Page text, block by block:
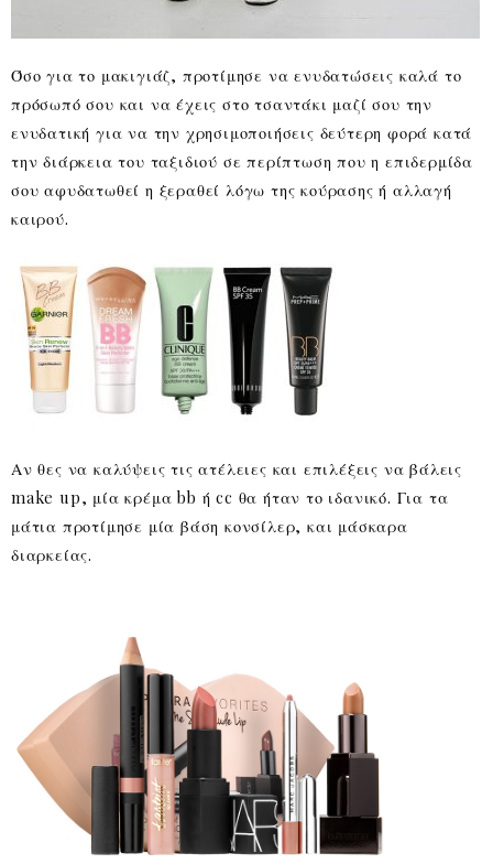
Όσο για το μακιγιάζ, προτίμησε να ενυδατώσεις καλά το
πρόσωπό σου και να έχεις στο τσαντάκι μαζί σου την
ενυδατική για να την χρησιμοποιήσεις δεύτερη φορά κατά
την διάρκεια του ταξιδιού σε περίπτωση που η επιδερμίδα
σου αφυδατωθεί η ξεραθεί λόγω της κούρασης ή αλλαγή
καιρού.
Αν θες να καλύψεις τις ατέλειες και επιλέξεις να βάλεις
make up, μία κρέμα bb ή cc θα ήταν το ιδανικό. Για τα
μάτια προτίμησε μία βάση κονσίλερ, και μάσκαρα
διαρκείας.